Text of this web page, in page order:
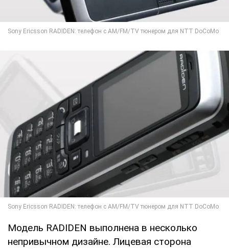
Модель RADIDEN выполнена в несколько
непривычном дизайне. Лицевая сторона